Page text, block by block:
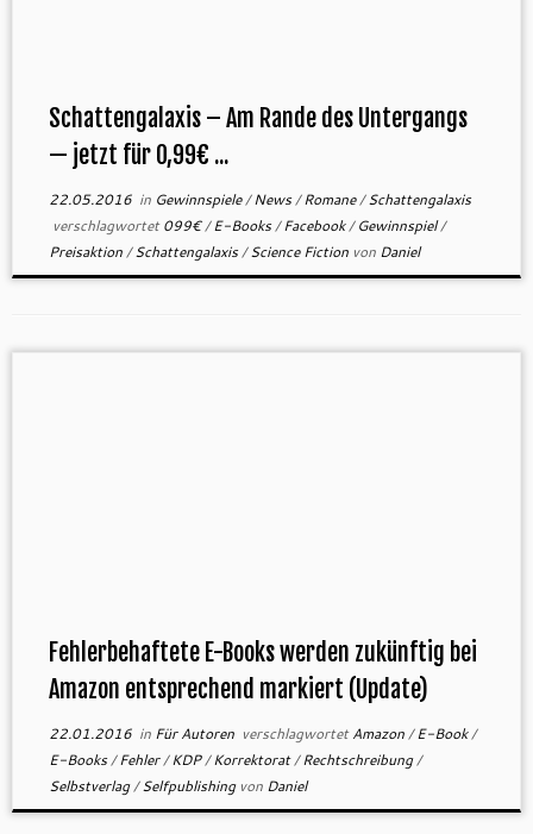
Schattengalaxis – Am Rande des Untergangs
— jetzt für 0,99€ ...
22.05.2016in Gewinnspiele/News/Romane/Schattengalaxis
verschlagwortet099€/E-Books/Facebook/Gewinnspiel/
Preisaktion/Schattengalaxis/Science Fiction von Daniel
Fehlerbehaftete E-Books werden zukünftig bei
Amazon entsprechend markiert (Update)
22.01.2016in Für Autoren verschlagwortetAmazon/E-Book/
E-Books/Fehler/KDP/Korrektorat/Rechtschreibung/
Selbstverlag/Selfpublishing von Daniel